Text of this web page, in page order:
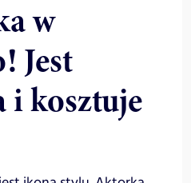
w
Jest
i kosztuje